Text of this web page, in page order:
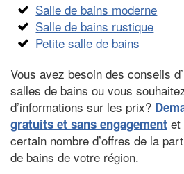
Salle de bains moderne
Salle de bains rustique
Petite salle de bains
Vous avez besoin des conseils
salles de bains ou vous
d’informations sur les prix?
gratuits et sans engagement et
certain nombre d’offres de la
de bains de votre région.